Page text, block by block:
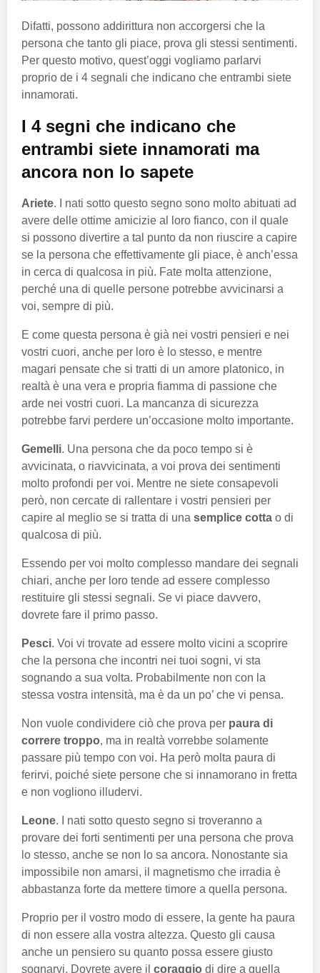
Difatti, possono addirittura non accorgersi che la
persona che tanto gli piace, prova gli stessi sentimenti.
Per questo motivo, quest’oggi vogliamo parlarvi
proprio de i 4 segnali che indicano che entrambi siete
innamorati.
I 4 segni che indicano che
entrambi siete innamorati ma
ancora non lo sapete
Ariete. I nati sotto questo segno sono molto abituati ad
avere delle ottime amicizie al loro fianco, con il quale
si possono divertire a tal punto da non riuscire a capire
se la persona che effettivamente gli piace, è anch’essa
in cerca di qualcosa in più. Fate molta attenzione,
perché una di quelle persone potrebbe avvicinarsi a
voi, sempre di più.
E come questa persona è già nei vostri pensieri e nei
vostri cuori, anche per loro è lo stesso, e mentre
magari pensate che si tratti di un amore platonico, in
realtà è una vera e propria fiamma di passione che
arde nei vostri cuori. La mancanza di sicurezza
potrebbe farvi perdere un’occasione molto importante.
Gemelli. Una persona che da poco tempo si è
avvicinata, o riavvicinata, a voi prova dei sentimenti
molto profondi per voi. Mentre ne siete consapevoli
però, non cercate di rallentare i vostri pensieri per
capire al meglio se si tratta di una semplice cotta o di
qualcosa di più.
Essendo per voi molto complesso mandare dei segnali
chiari, anche per loro tende ad essere complesso
restituire gli stessi segnali. Se vi piace davvero,
dovrete fare il primo passo.
Pesci. Voi vi trovate ad essere molto vicini a scoprire
che la persona che incontri nei tuoi sogni, vi sta
sognando a sua volta. Probabilmente non con la
stessa vostra intensità, ma è da un po’ che vi pensa.
Non vuole condividere ciò che prova per paura di
correre troppo, ma in realtà vorrebbe solamente
passare più tempo con voi. Ha però molta paura di
ferirvi, poiché siete persone che si innamorano in fretta
e non vogliono illudervi.
Leone. I nati sotto questo segno si troveranno a
provare dei forti sentimenti per una persona che prova
lo stesso, anche se non lo sa ancora. Nonostante sia
impossibile non amarsi, il magnetismo che irradia è
abbastanza forte da mettere timore a quella persona.
Proprio per il vostro modo di essere, la gente ha paura
di non essere alla vostra altezza. Questo gli causa
anche un pensiero su quanto possa essere giusto
sognarvi. Dovrete avere il coraggio di dire a quella